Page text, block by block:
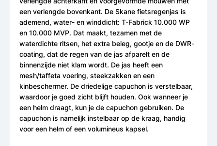
een verlengde bovenkant. De Skane fietsregenjas is
ademend, water- en winddicht: T-Fabrick 10.000 WP
en 10.000 MVP. Dat maakt, tezamen met de
waterdichte ritsen, het extra beleg, gootje en de DWR-
coating, dat de regen van de jas afparelt en de
binnenzijde niet klam wordt. De jas heeft een
mesh/taffeta voering, steekzakken en een
kinbeschermer. De driedelige capuchon is verstelbaar,
waardoor je goed zicht blijft houden. Ook wanneer je
een helm draagt, kun je de capuchon gebruiken. De
capuchon is namelijk instelbaar op de kraag, handig
voor een helm of een volumineus kapsel.